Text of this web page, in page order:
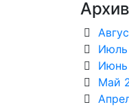
Май